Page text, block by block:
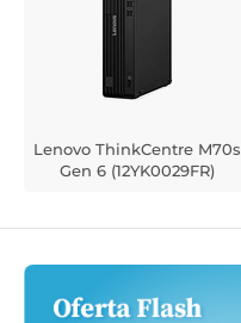
Lenovo ThinkCentre M70s
Gen 6 (12YK0029FR)